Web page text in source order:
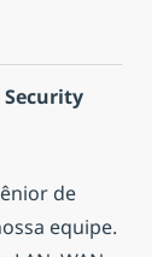
PcD
de
equipe.